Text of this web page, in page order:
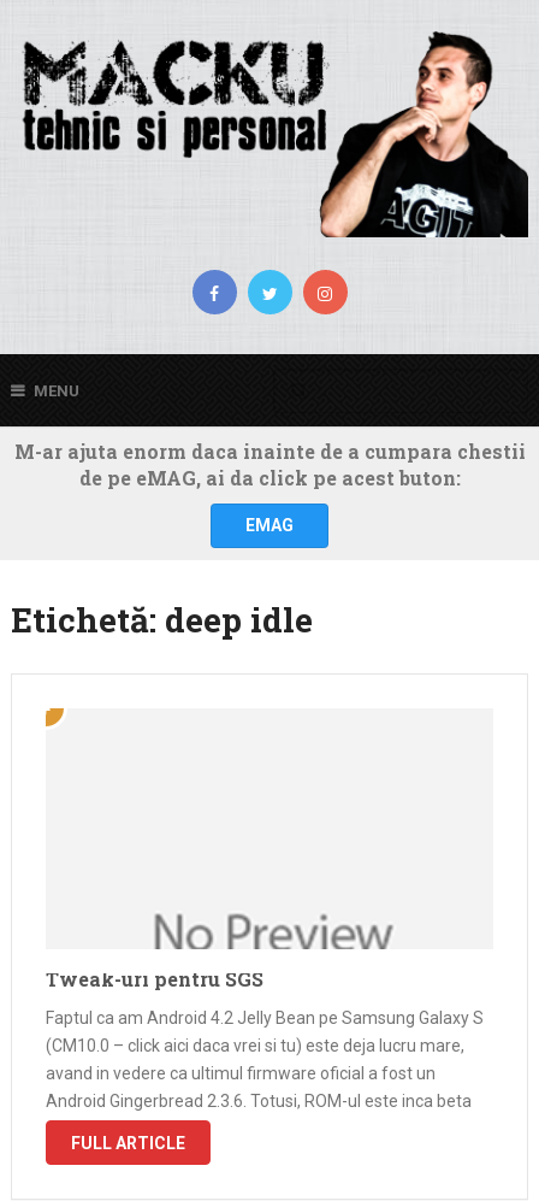
MENU
M-ar ajuta enorm daca inainte de a cumpara chestii
de pe eMAG, ai da click pe acest buton:
EMAG
Etichetă: deep idle
Tweak-uri pentru SGS
Faptul ca am Android 4.2 Jelly Bean pe Samsung Galaxy S
(CM10.0 – click aici daca vrei si tu) este deja lucru mare,
avand in vedere ca ultimul firmware oficial a fost un
Android Gingerbread 2.3.6. Totusi, ROM-ul este inca beta
iar memoria si procesorul de …
FULL ARTICLE